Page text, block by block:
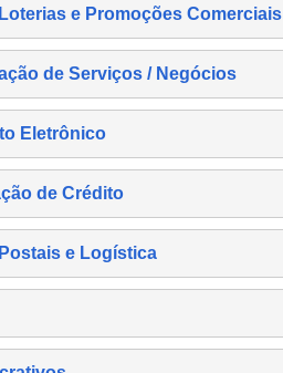
e Promoções Comerciais
de Serviços / Negócios
Eletrônico
de Crédito
e Logística